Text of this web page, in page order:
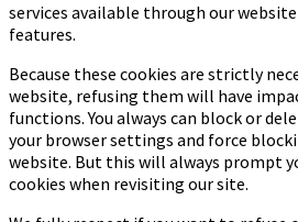
services available through our
features.
Because these cookies are strictly
website, refusing them will have
functions. You always can block or
your browser settings and force
website. But this will always prompt
cookies when revisiting our site.